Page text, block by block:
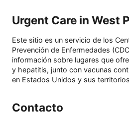
Urgent Care in West
Este sitio es un servicio de los
Prevención de Enfermedades
información sobre lugares que
y hepatitis, junto con vacunas
en Estados Unidos y sus
Contacto